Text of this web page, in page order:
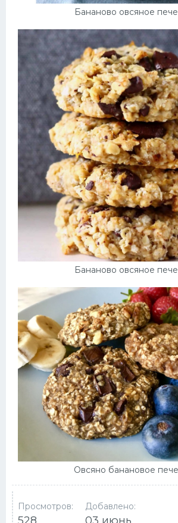
Бананово овсяное
Бананово овсяное
Овсяно банановое
Просмотров: Добавлено: